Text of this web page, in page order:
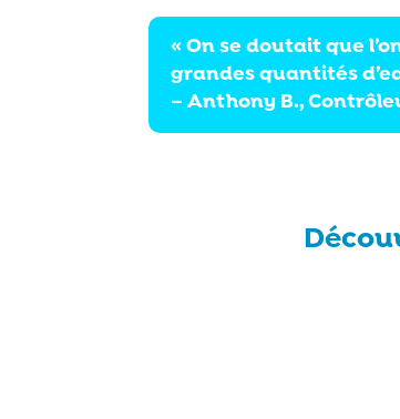
« On se doutait que
grandes quantités
–Anthony B.,